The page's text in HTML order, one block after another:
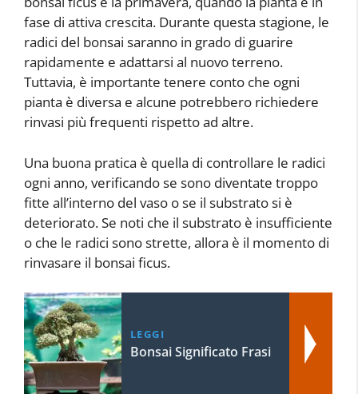
fase di attiva crescita. Durante questa stagione, le
radici del bonsai saranno in grado di guarire
rapidamente e adattarsi al nuovo terreno.
Tuttavia, è importante tenere conto che ogni
pianta è diversa e alcune potrebbero richiedere
rinvasi più frequenti rispetto ad altre.
Una buona pratica è quella di controllare le radici
ogni anno, verificando se sono diventate troppo
fitte all’interno del vaso o se il substrato si è
deteriorato. Se noti che il substrato è insufficiente
o che le radici sono strette, allora è il momento di
rinvasare il bonsai ficus.
LEGGI
Bonsai Significato Frasi